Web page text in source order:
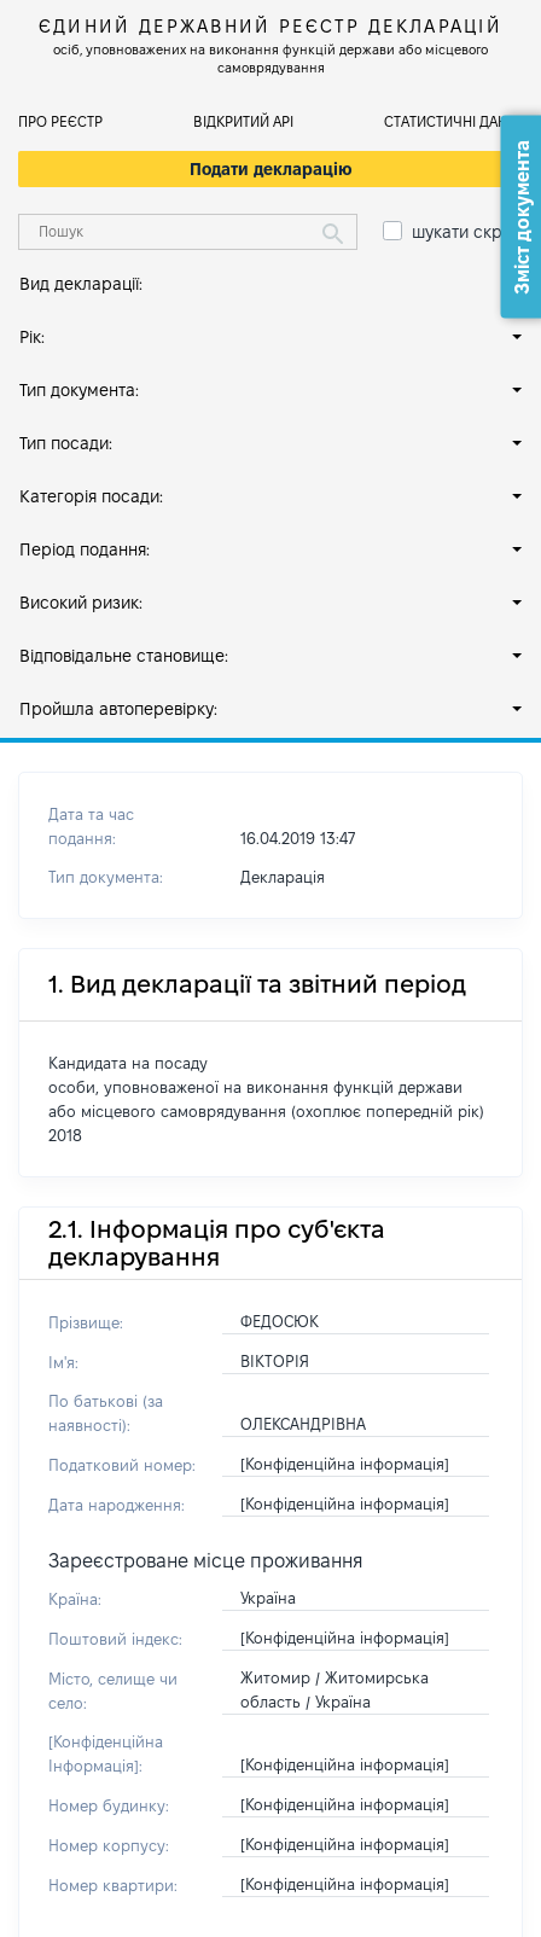
ЄДИНИЙ ДЕРЖАВНИЙ РЕЄСТР ДЕКЛАРАЦІЙ
осіб, уповноважених на виконання функцій держави або місцевого
самоврядування
ПРО РЕЄСТР ВІДКРИТИЙ АРІ СТАТИСТИЧНІ ДАНІ
Подати декларацію
шукати скрізь
Вид декларації:
Рік:
Тип документа:
Тип посади:
Категорія посади:
Період подання:
Високий ризик:
Відповідальне становище:
Пройшла автоперевірку:
Дата та час
подання:
16.04.2019 13:47
Тип документа: Декларація
1. Вид декларації та звітний період
Кандидата на посаду
особи, уповноваженої на виконання функцій держави
або місцевого самоврядування (охоплює попередній рік)
2018
2.1. Інформація про суб'єкта
декларування
Прізвище: ФЕДОСЮК
Ім'я: ВІКТОРІЯ
По батькові (за
наявності):
ОЛЕКСАНДРІВНА
Податковий номер: [Конфіденційна інформація]
Дата народження: [Конфіденційна інформація]
Зареєстроване місце проживання
Країна: Україна
Поштовий індекс: [Конфіденційна інформація]
Місто, селище чи
село:
Житомир / Житомирська
область / Україна
[Конфіденційна
Інформація]:
[Конфіденційна інформація]
Номер будинку: [Конфіденційна інформація]
Номер корпусу: [Конфіденційна інформація]
Номер квартири: [Конфіденційна інформація]
Зміст документа